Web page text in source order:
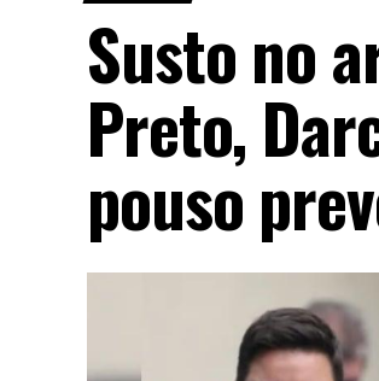
Susto no
Preto,
pouso